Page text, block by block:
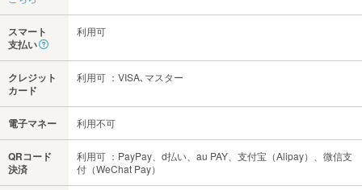
スマート
支払い
利用可
クレジット
カード
利用可 ：VISA､マスター
電子マネー 利用不可
QRコード
決済
利用可 ：PayPay、d払い、au PAY、支付宝（Alipay）、微信支
付（WeChat Pay）